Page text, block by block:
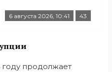
6 августа 2026, 10:41 43
году продолжает